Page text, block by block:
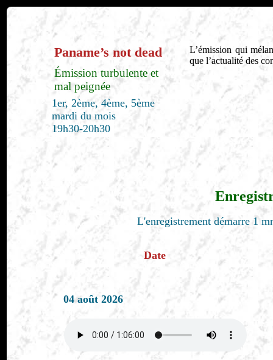
Paname’s not dead
L’émission qui
que l’actualité des
Émission turbulente et
mal peignée
1er, 2ème, 4ème, 5ème
mardi du mois
19h30-20h30
L'enregistrement démarre 1
Date
04 août 2026